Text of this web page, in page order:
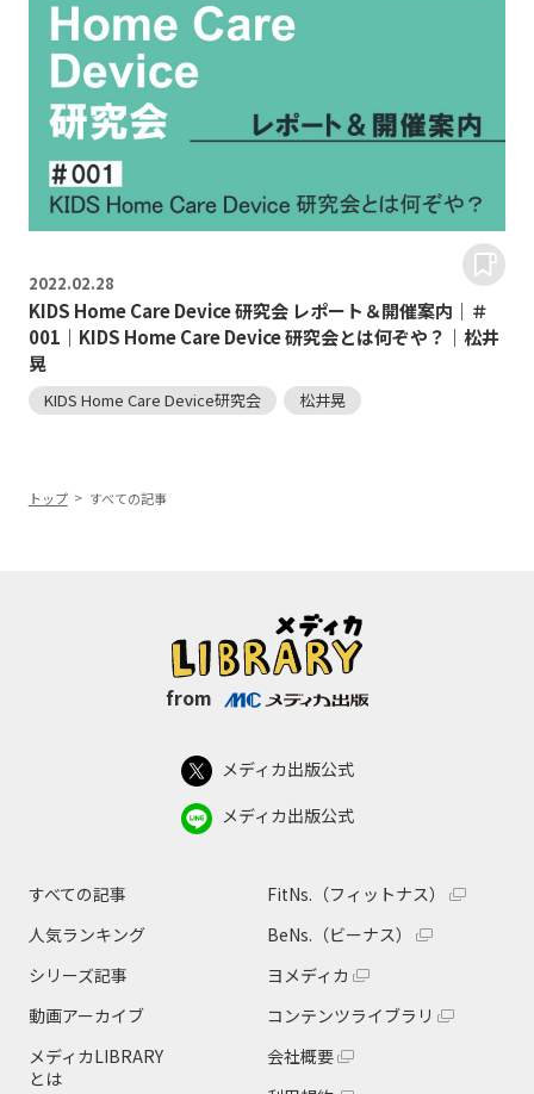
2022.02.28
KIDS Home Care Device 研究会 レポート＆開催案内｜＃
001｜KIDS Home Care Device 研究会とは何ぞや？｜松井
晃
KIDS Home Care Device研究会 松井晃
トップ すべての記事
from
メディカ出版公式
メディカ出版公式
すべての記事
人気ランキング
シリーズ記事
動画アーカイブ
メディカLIBRARY
とは
FitNs.（フィットナス）
BeNs.（ビーナス）
ヨメディカ
コンテンツライブラリ
会社概要